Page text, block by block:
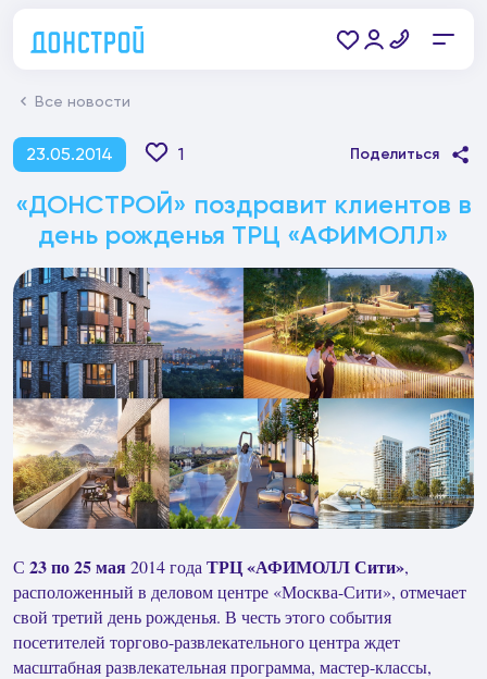
Все новости
23.05.2014 1 Поделиться
«ДОНСТРОЙ» поздравит клиентов в
день рожденья ТРЦ «АФИМОЛЛ»
С 23 по 25 мая2014 года ТРЦ «АФИМОЛЛ Сити»,
расположенный в деловом центре «Москва-Сити», отмечает
свой третий день рожденья. В честь этого события
посетителей торгово-развлекательного центра ждет
масштабная развлекательная программа, мастер-классы,